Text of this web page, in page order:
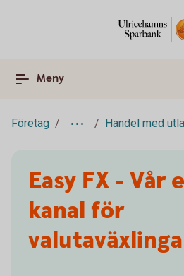
Meny
Företag Handel med
Easy FX - Vår
kanal för